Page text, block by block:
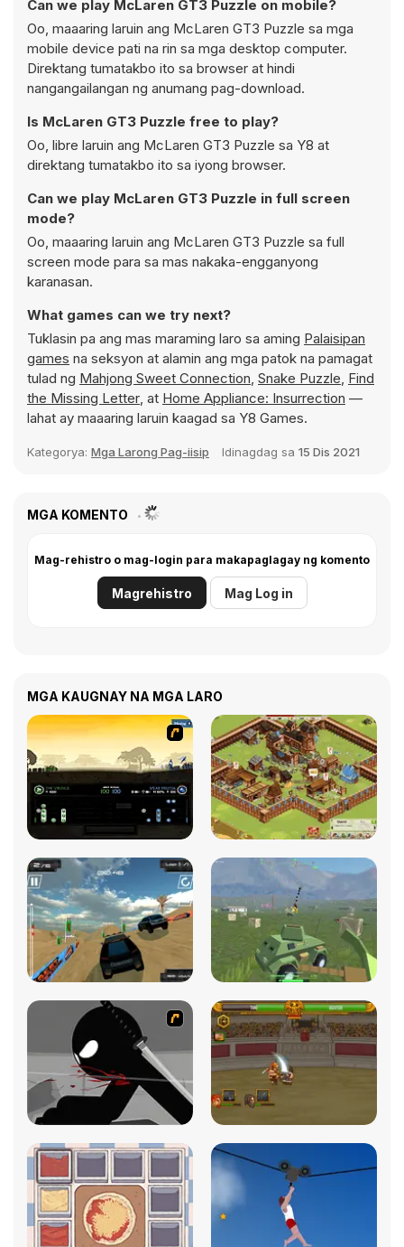
Can we play McLaren GT3 Puzzle on mobile?
Oo, maaaring laruin ang McLaren GT3 Puzzle sa mga
mobile device pati na rin sa mga desktop computer.
Direktang tumatakbo ito sa browser at hindi
nangangailangan ng anumang pag-download.
Is McLaren GT3 Puzzle free to play?
Oo, libre laruin ang McLaren GT3 Puzzle sa Y8 at
direktang tumatakbo ito sa iyong browser.
Can we play McLaren GT3 Puzzle in full screen
mode?
Oo, maaaring laruin ang McLaren GT3 Puzzle sa full
screen mode para sa mas nakaka-engganyong
karanasan.
What games can we try next?
Tuklasin pa ang mas maraming laro sa aming Palaisipan
games na seksyon at alamin ang mga patok na pamagat
tulad ng Mahjong Sweet Connection, Snake Puzzle, Find
the Missing Letter, at Home Appliance: Insurrection —
lahat ay maaaring laruin kaagad sa Y8 Games.
Kategorya: Mga Larong Pag-iisip Idinagdag sa 15 Dis 2021
MGA KOMENTO
Mag-rehistro o mag-login para makapaglagay ng komento
Magrehistro Mag Log in
MGA KAUGNAY NA MGA LARO